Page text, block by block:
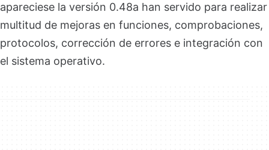
apareciese la versión 0.48a han servido para realizar
multitud de mejoras en funciones, comprobaciones,
protocolos, corrección de errores e integración con
el sistema operativo.